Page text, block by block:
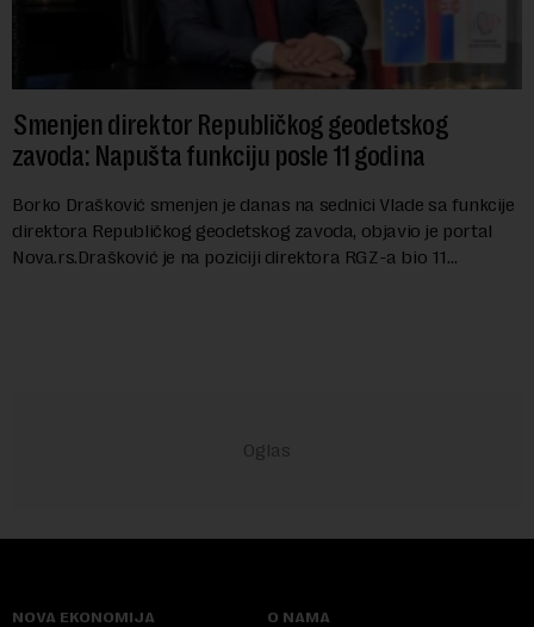
Smenjen direktor Republičkog geodetskog
zavoda: Napušta funkciju posle 11 godina
Borko Drašković smenjen je danas na sednici Vlade sa funkcije
direktora Republičkog geodetskog zavoda, objavio je portal
Nova.rs.Drašković je na poziciji direktora RGZ-a bio 11
NOVA EKONOMIJA O NAMA